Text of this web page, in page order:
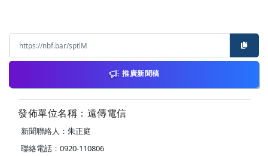
推廣新聞稿
發佈單位名稱：遠傳電信
新聞聯絡人：朱正庭
聯絡電話：0920-110806